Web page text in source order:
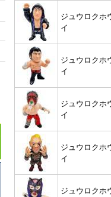
ジュウロクホ
イ
ジュウロクホ
イ
ジュウロクホ
イ
ジュウロクホ
イ
ジュウロクホ